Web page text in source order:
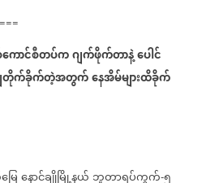
ောင်စီတပ်ကဂျက်ဖိုက်တာနဲ့ပေါင်
ျတိုက်ခိုက်တဲ့အတွက်နေအိမ်များထိခိုက်
ေနောင်ချိုမြို့နယ် ဘူတာရပ်ကွက်-၅